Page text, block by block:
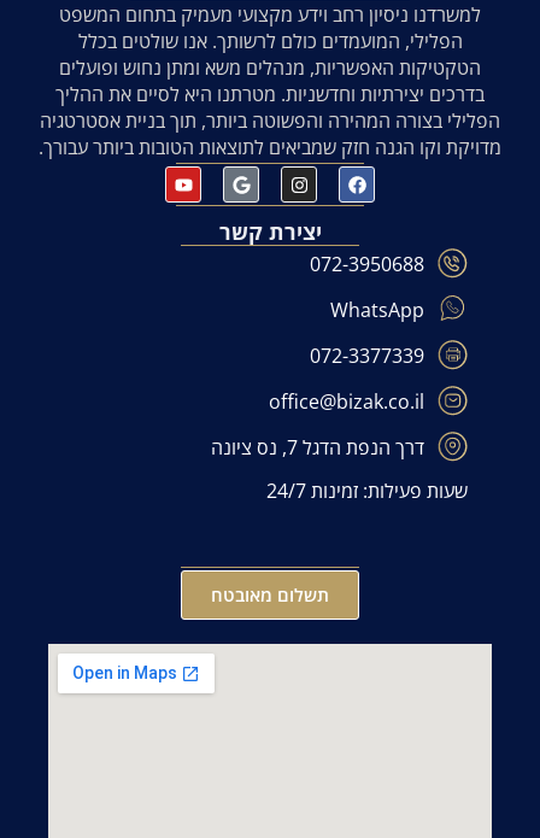
למשרדנו ניסיון רחב וידע מקצועי מעמיק בתחום המשפט
הפלילי, המועמדים כולם לרשותך. אנו שולטים בכלל
הטקטיקות האפשריות, מנהלים משא ומתן נחוש ופועלים
בדרכים יצירתיות וחדשניות. מטרתנו היא לסיים את ההליך
הפלילי בצורה המהירה והפשוטה ביותר, תוך בניית אסטרטגיה
מדויקת וקו הגנה חזק שמביאים לתוצאות הטובות ביותר עבורך.
יצירת קשר
072-3950688
WhatsApp
072-3377339
office@bizak.co.il
דרך הנפת הדגל 7, נס ציונה
שעות פעילות: זמינות 24/7
תשלום מאובטח